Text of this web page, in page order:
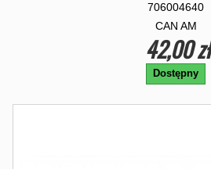
706004640
CAN AM
42,00 zł
Dostępny